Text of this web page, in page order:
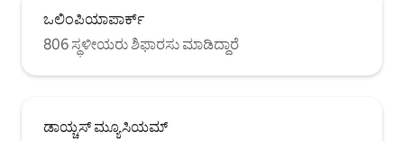
ಒಲಿಂಪಿಯಾಪಾರ್ಕ್
806 ಸ್ಥಳೀಯರು ಶಿಫಾರಸು ಮಾಡಿದ್ದಾರೆ
ಡಾಯ್ಚಸ್ ಮ್ಯೂಸಿಯಮ್